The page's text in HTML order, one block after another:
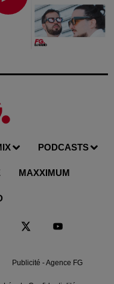
PODCASTS
MAXXIMUM
Publicité - Agence FG